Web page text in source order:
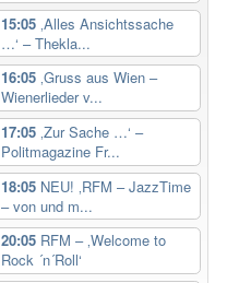
15:05 ‚Alles Ansichtssache
…‘ – Thekla...
16:05 ‚Gruss aus Wien –
Wienerlieder v...
17:05 ‚Zur Sache …‘ –
Politmagazine Fr...
18:05 NEU! ‚RFM – JazzTime
– von und m...
20:05 RFM – ‚Welcome to
Rock ´n´Roll‘